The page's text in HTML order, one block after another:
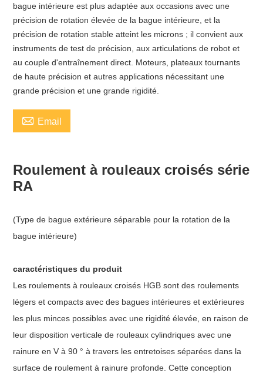
bague intérieure est plus adaptée aux occasions avec une
précision de rotation élevée de la bague intérieure, et la
précision de rotation stable atteint les microns ; il convient aux
instruments de test de précision, aux articulations de robot et
au couple d'entraînement direct. Moteurs, plateaux tournants
de haute précision et autres applications nécessitant une
grande précision et une grande rigidité.
 Email
Roulement à rouleaux croisés série
RA
(Type de bague extérieure séparable pour la rotation de la
bague intérieure)
caractéristiques du produit
Les roulements à rouleaux croisés HGB sont des roulements
légers et compacts avec des bagues intérieures et extérieures
les plus minces possibles avec une rigidité élevée, en raison de
leur disposition verticale de rouleaux cylindriques avec une
rainure en V à 90 ° à travers les entretoises séparées dans la
surface de roulement à rainure profonde. Cette conception